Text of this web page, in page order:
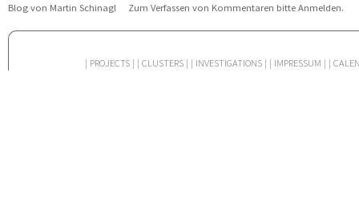
Blog von Martin Schinagl Zum Verfassen von Kommentaren bitteAnmelden.
| PROJECTS | | CLUSTERS | | INVESTIGATIONS | | IMPRESSUM | |